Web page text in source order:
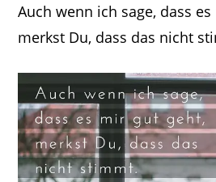
Auch wenn ich sage, dass
merkst Du, dass das nicht